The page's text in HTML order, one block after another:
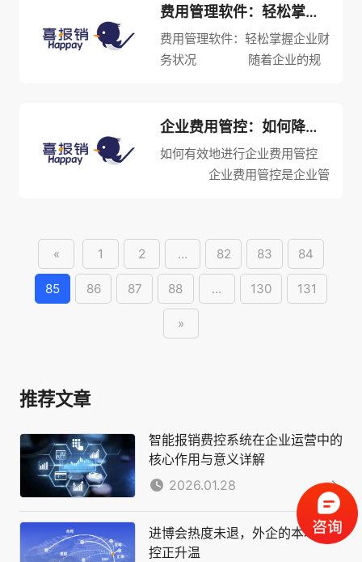
耗费大量的时间和人力，容易出
现漏报、错报等问题，给企业带
来不必要的财务风险。为了提高
费用管理软件：轻松掌握企业财务状况
费用管理软件：轻松掌握企业财
务状况 随着企业的规
一。为了有效掌握企业财务状况
及降低经营成本，越来越多的企
业选择使用费用管理软件进行财
企业费用管控：如何降低成本提高效益
如何有效地进行企业费用管控
企业费用管控是企业管
能扩张的困境，从而使企业资金
困难，无法支付债务和付清贷
款。如何有效地进行企业费用管
控就...
« 1 2 ... 82 83 84
85 86 87 88 ... 130 131
»
推荐文章
智能报销费控系统在企业运营中的
核心作用与意义详解
2026.01.28
进博会热度未退，外企的本地化费
控正升温